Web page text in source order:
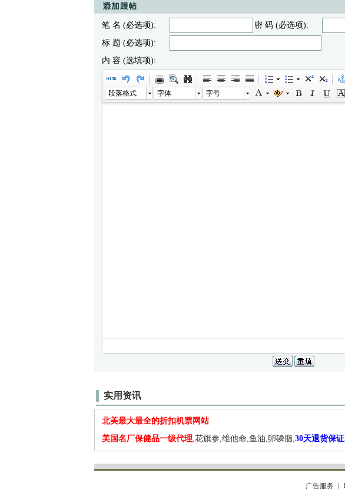
笔 名 (必选项): 密 码 (必选项):
标 题 (必选项):
内 容 (选填项):
段落格式 字体 字号
实用资讯
北美最大最全的折扣机票网站
美国名厂保健品一级代理,花旗参,维他命,鱼油,卵磷脂,30天退货保
广告服务